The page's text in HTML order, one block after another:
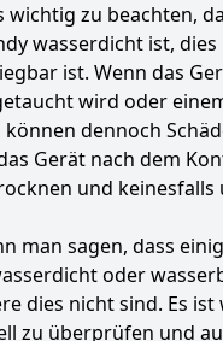
wichtig zu beachten,
wasserdicht ist,
ist. Wenn das
wird oder
dennoch
Gerät nach dem
und keinesfalls
man sagen, dass
oder
dies nicht sind. Es ist
zu überprüfen und